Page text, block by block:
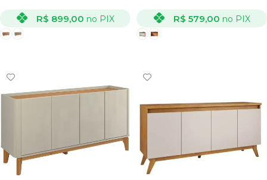
R$ 899,00 no PIX R$ 579,00 no PIX